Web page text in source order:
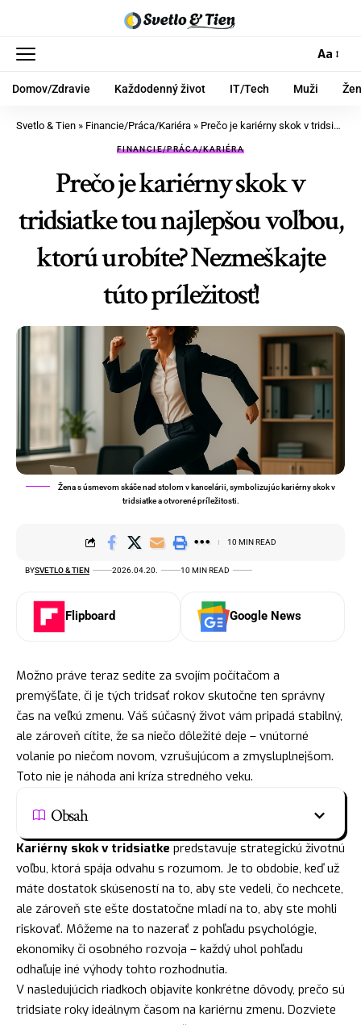
Aa
Domov/Zdravie Každodenný život IT/Tech Muži
Svetlo & Tien » Financie/Práca/Kariéra » Prečo je kariérny skok v tridsiatke tou najlepšou voľbou, ktorú urobíte? Nezmeškajte túto príležitosť!
FINANCIE/PRÁCA/KARIÉRA
Prečo je kariérny skok v
tridsiatke tou najlepšou voľbou,
ktorú urobíte? Nezmeškajte
túto príležitosť!
Žena s úsmevom skáče nad stolom v kancelárii, symbolizujúc kariérny skok v
tridsiatke a otvorené príležitosti.
BYSVETLO & TIEN 2026.04.20. 10 MIN READ
10 MIN READ
Flipboard Google News
Možno práve teraz sedíte za svojím počítačom a
premýšľate, či je tých tridsať rokov skutočne ten správny
čas na veľkú zmenu. Váš súčasný život vám pripadá stabilný,
ale zároveň cítite, že sa niečo dôležité deje – vnútorné
volanie po niečom novom, vzrušujúcom a zmysluplnejšom.
Toto nie je náhoda ani kríza stredného veku.
Obsah
Kariérny skok v tridsiatke predstavuje strategickú životnú
voľbu, ktorá spája odvahu s rozumom. Je to obdobie, keď už
máte dostatok skúseností na to, aby ste vedeli, čo nechcete,
ale zároveň ste ešte dostatočne mladí na to, aby ste mohli
riskovať. Môžeme na to nazerať z pohľadu psychológie,
ekonomiky či osobného rozvoja – každý uhol pohľadu
odhaľuje iné výhody tohto rozhodnutia.
V nasledujúcich riadkoch objavíte konkrétne dôvody, prečo sú
tridsiate roky ideálnym časom na kariérnu zmenu. Dozviete